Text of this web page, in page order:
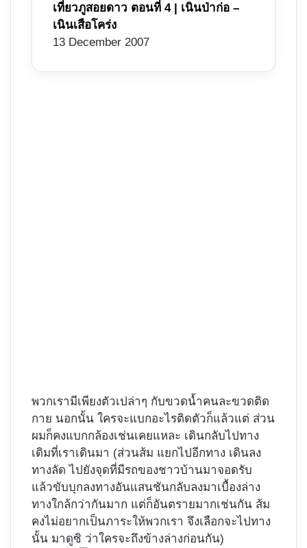
เที่ยวภูสอยดาว ตอนที่ 4 | เนินป่าก่อ –
เนินเสือโคร่ง
13 December 2007
พวกเรามีเพียงตัวเปล่าๆ กับขวดน้ำคนละขวดติด
กาย นอกนั้น ใครจะแบกอะไรติดตัวก็แล้วแต่ ส่วน
ผมก็คงแบกกล้องเช่นเคยแหละ เดินกลับไปทาง
เดิมที่เราเดินมา (ส่วนส้ม แยกไปอีกทาง เดินลง
ทางลัด ไปยังจุดที่มีรถของชาวบ้านมาจอดรับ
แล้วขับบุกลงทางอันแสนชันกลับลงมาเบื้องล่าง
ทางใกล้กว่ากันมาก แต่ก็อันตรายมากเช่นกัน ส้ม
คงไม่อยากเป็นภาระให้พวกเรา จึงเลือกจะไปทาง
นั้น มาดูซิ ว่าใครจะถึงข้างล่างก่อนกัน)